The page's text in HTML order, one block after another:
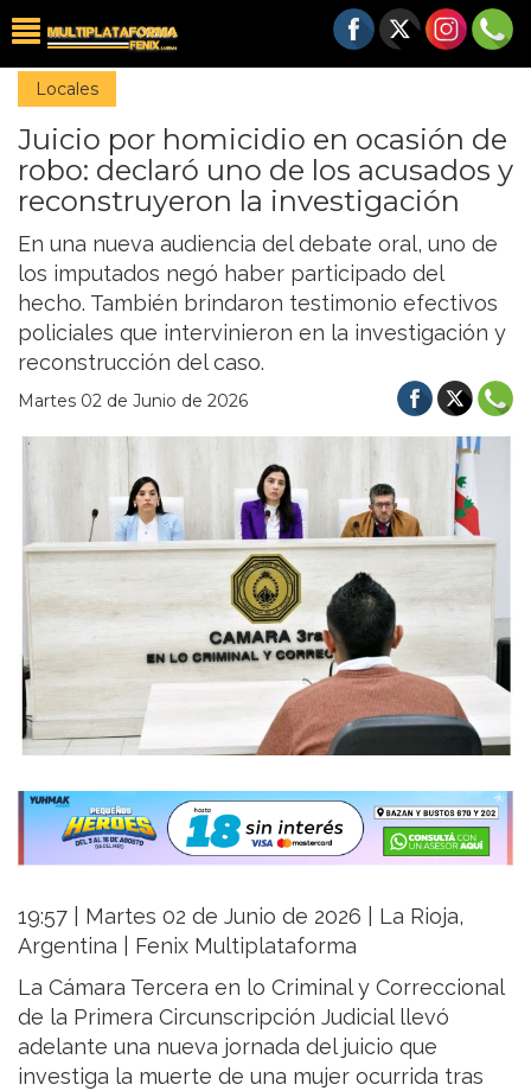
Locales
Juicio por homicidio en ocasión de
robo: declaró uno de los acusados y
reconstruyeron la investigación
En una nueva audiencia del debate oral, uno de
los imputados negó haber participado del
hecho. También brindaron testimonio efectivos
policiales que intervinieron en la investigación y
reconstrucción del caso.
Martes 02 de Junio de 2026
19:57 | Martes 02 de Junio de 2026 | La Rioja,
Argentina | Fenix Multiplataforma
La Cámara Tercera en lo Criminal y Correccional
de la Primera Circunscripción Judicial llevó
adelante una nueva jornada del juicio que
investiga la muerte de una mujer ocurrida tras